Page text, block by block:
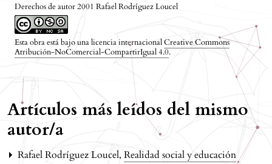
Derechos de autor 2001 Rafael Rodríguez Loucel
Esta obra está bajo una licencia internacionalCreative Commons
Atribución-NoComercial-CompartirIgual 4.0.
Artículos más leídos del mismo
autor/a
Rafael Rodríguez Loucel, Realidad social y educación